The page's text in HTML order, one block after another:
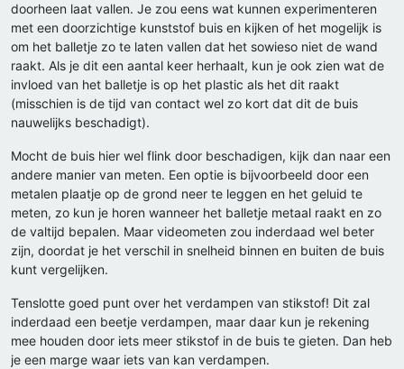
doorheen laat vallen. Je zou eens wat kunnen experimenteren
met een doorzichtige kunststof buis en kijken of het mogelijk is
om het balletje zo te laten vallen dat het sowieso niet de wand
raakt. Als je dit een aantal keer herhaalt, kun je ook zien wat de
invloed van het balletje is op het plastic als het dit raakt
(misschien is de tijd van contact wel zo kort dat dit de buis
nauwelijks beschadigt).
Mocht de buis hier wel flink door beschadigen, kijk dan naar een
andere manier van meten. Een optie is bijvoorbeeld door een
metalen plaatje op de grond neer te leggen en het geluid te
meten, zo kun je horen wanneer het balletje metaal raakt en zo
de valtijd bepalen. Maar videometen zou inderdaad wel beter
zijn, doordat je het verschil in snelheid binnen en buiten de buis
kunt vergelijken.
Tenslotte goed punt over het verdampen van stikstof! Dit zal
inderdaad een beetje verdampen, maar daar kun je rekening
mee houden door iets meer stikstof in de buis te gieten. Dan heb
je een marge waar iets van kan verdampen.